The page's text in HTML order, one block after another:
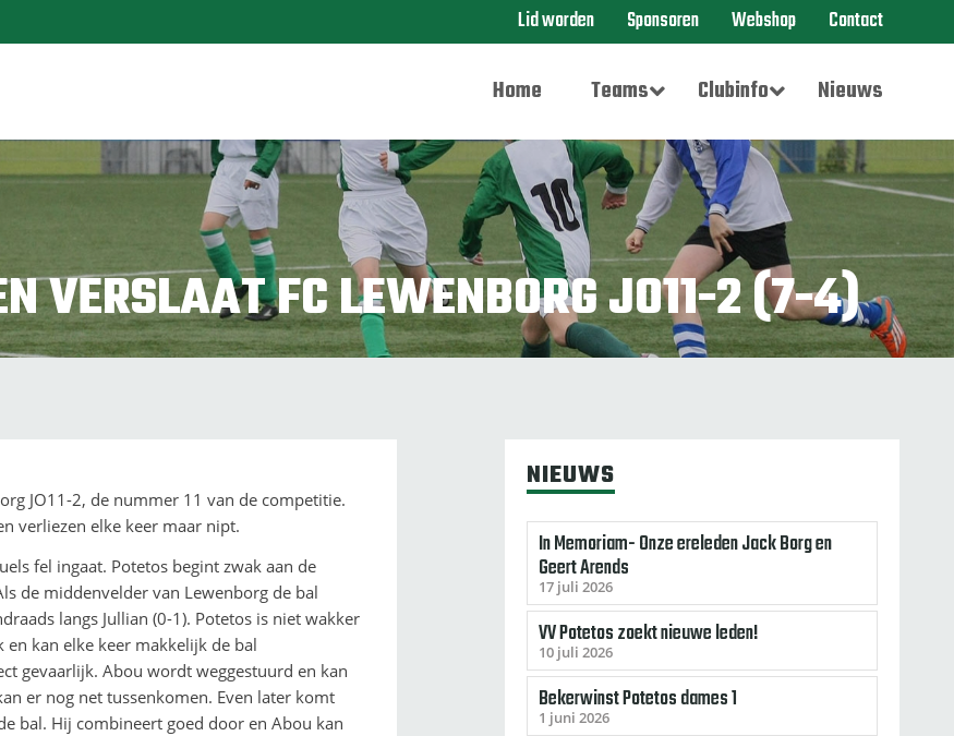
Lid worden Sponsoren Webshop Contact
Home Teams Clubinfo Nieuws
VERSLAAT FC LEWENBORG JO11-2 (7-4)
JO11-2, de nummer 11 van de competitie.
verliezen elke keer maar nipt.
fel ingaat. Potetos begint zwak aan de
de middenvelder van Lewenborg de bal
langs Jullian (0-1). Potetos is niet wakker
kan elke keer makkelijk de bal
gevaarlijk. Abou wordt weggestuurd en kan
er nog net tussenkomen. Even later komt
bal. Hij combineert goed door en Abou kan
NIEUWS
In Memoriam- Onze ereleden Jack Borg en
Geert Arends
17 juli 2026
VV Potetos zoekt nieuwe leden!
10 juli 2026
Bekerwinst Potetos dames 1
1 juni 2026